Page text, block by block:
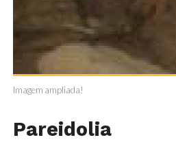
Imagem ampliada!
Pareidolia